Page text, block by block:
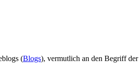
(Blogs), vermutlich an den Begriff der